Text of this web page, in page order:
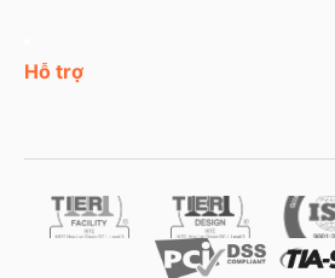
Hỗ trợ